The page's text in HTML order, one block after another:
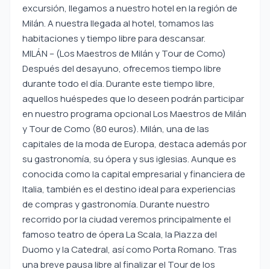
excursión, llegamos a nuestro hotel en la región de
Milán. A nuestra llegada al hotel, tomamos las
habitaciones y tiempo libre para descansar.
MILÁN – (Los Maestros de Milán y Tour de Como)
Después del desayuno, ofrecemos tiempo libre
durante todo el día. Durante este tiempo libre,
aquellos huéspedes que lo deseen podrán participar
en nuestro programa opcional Los Maestros de Milán
y Tour de Como (80 euros). Milán, una de las
capitales de la moda de Europa, destaca además por
su gastronomía, su ópera y sus iglesias. Aunque es
conocida como la capital empresarial y financiera de
Italia, también es el destino ideal para experiencias
de compras y gastronomía. Durante nuestro
recorrido por la ciudad veremos principalmente el
famoso teatro de ópera La Scala, la Piazza del
Duomo y la Catedral, así como Porta Romano. Tras
una breve pausa libre al finalizar el Tour de los